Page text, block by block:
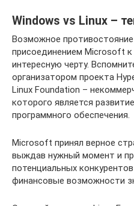
Windows vs Linux –
Возможное
присоединением Microsoft
интересную черту.
организатором проекта
Linux Foundation –
которого является
программного обеспечения.
Microsoft принял верное
выждав нужный момент и
потенциальных
финансовые возможности